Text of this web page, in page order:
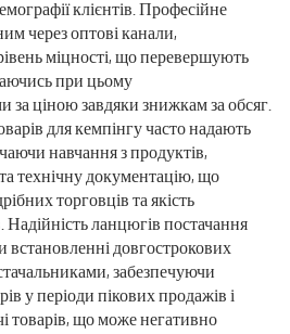
клієнтів. Професійне
через оптові канали,
міцності, що перевершують
при цьому
ціною завдяки знижкам за обсяг.
для кемпінгу часто надають
навчання з продуктів,
технічну документацію, що
торговців та якість
Надійність ланцюгів постачання
встановленні довгострокових
забезпечуючи
у періоди пікових продажів і
товарів, що може негативно